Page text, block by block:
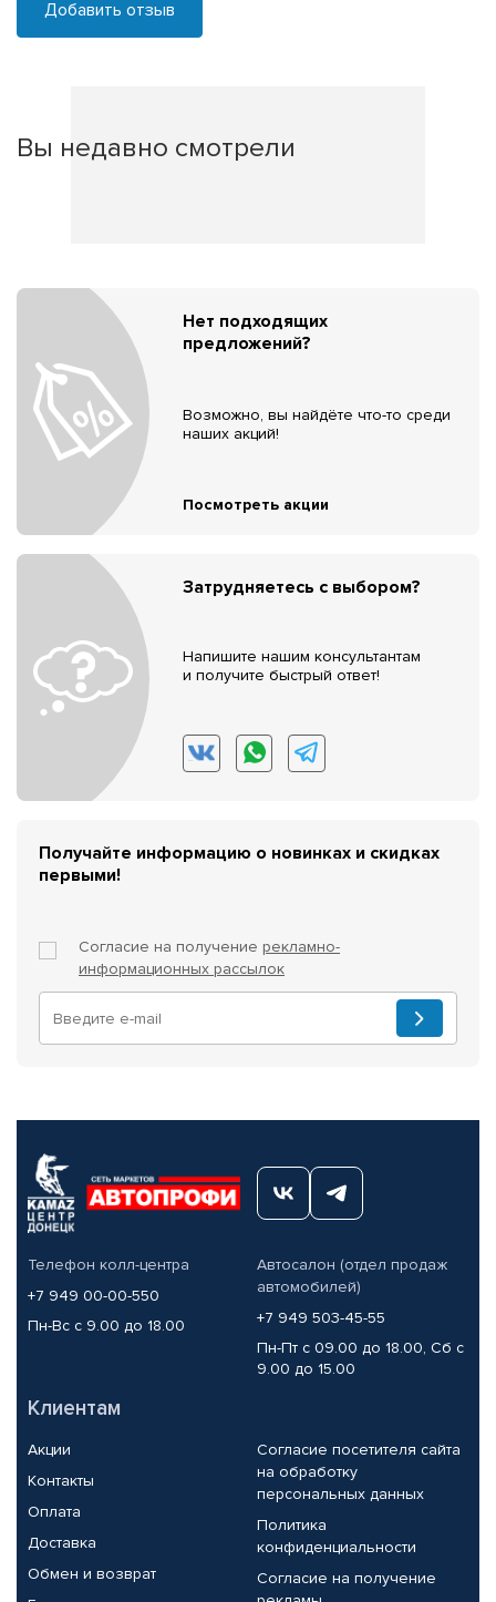
Добавить отзыв
Вы недавно смотрели
Нет подходящих
предложений?
Возможно, вы найдёте что-то среди
наших акций!
Посмотреть акции
Затрудняетесь с выбором?
Напишите нашим консультантам
и получите быстрый ответ!
Получайте информацию о новинках и скидках
первыми!
Согласие на получение рекламно-
информационных рассылок
Телефон колл-центра
+7 949 00-00-550
Пн-Вс с 9.00 до 18.00
Автосалон (отдел продаж
автомобилей)
+7 949 503-45-55
Пн-Пт с 09.00 до 18.00, Сб с
9.00 до 15.00
Клиентам
Акции
Контакты
Оплата
Доставка
Обмен и возврат
Согласие посетителя сайта
на обработку
персональных данных
Политика
конфиденциальности
Согласие на получение